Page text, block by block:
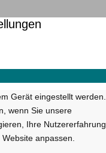
Gerät eingestellt werden.
wenn Sie unsere
Ihre Nutzererfahrung
anpassen.